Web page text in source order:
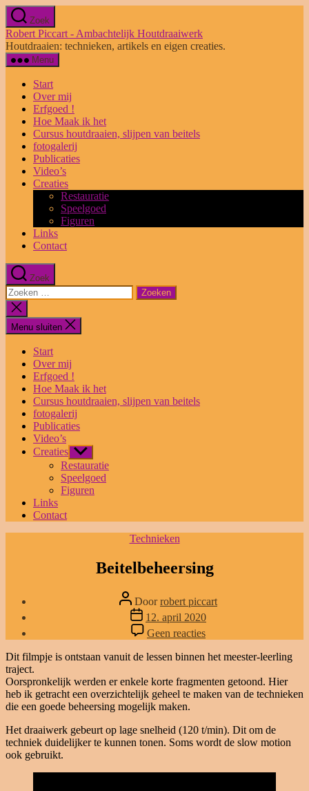
Ga
naar
de
inhoud
Zoek
Robert Piccart - Ambachtelijk Houtdraaiwerk
Houtdraaien: technieken, artikels en eigen creaties.
Menu
Start
Over mij
Erfgoed !
Hoe Maak ik het
Cursus houtdraaien, slijpen van beitels
fotogalerij
Publicaties
Video’s
Creaties
Restauratie
Speelgoed
Figuren
Links
Contact
Zoek
Zoeken
naar:
Zoeken
sluiten
Menu sluiten
Start
Over mij
Erfgoed !
Hoe Maak ik het
Cursus houtdraaien, slijpen van beitels
fotogalerij
Publicaties
Video’s
Creaties Toon
submenu
Restauratie
Speelgoed
Figuren
Links
Contact
Categorieën
Technieken
Beitelbeheersing
Bericht
auteur
Doorrobert piccart
Berichtdatum
12. april 2020
Geen reacties
Beitelbeheersing
Dit filmpje is ontstaan vanuit de lessen binnen het meester-leerling
traject.
Oorspronkelijk werden er enkele korte fragmenten getoond. Hier
heb ik getracht een overzichtelijk geheel te maken van de technieken
die een goede beheersing mogelijk maken.
Het draaiwerk gebeurt op lage snelheid (120 t/min). Dit om de
techniek duidelijker te kunnen tonen. Soms wordt de slow motion
ook gebruikt.